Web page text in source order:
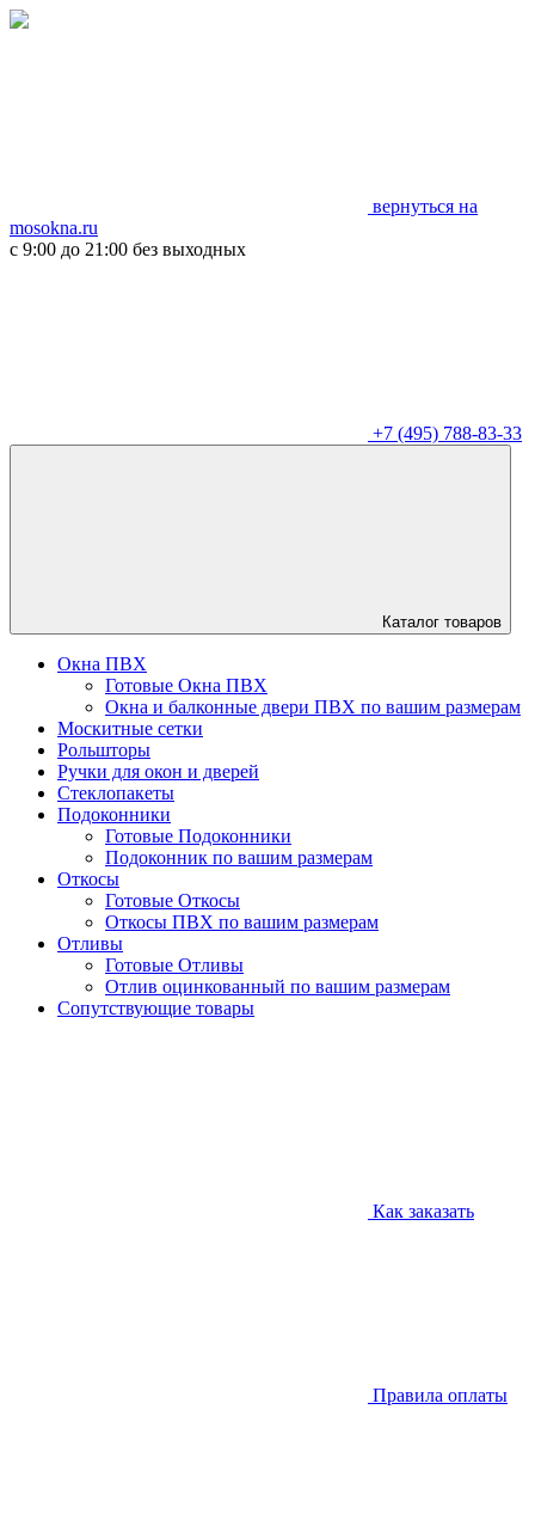
вернуться на
mosokna.ru
с 9:00 до 21:00 без выходных
+7 (495) 788-83-33
Каталог товаров
Окна ПВХ
Готовые Окна ПВХ
Окна и балконные двери ПВХ по вашим размерам
Москитные сетки
Рольшторы
Ручки для окон и дверей
Стеклопакеты
Подоконники
Готовые Подоконники
Подоконник по вашим размерам
Откосы
Готовые Откосы
Откосы ПВХ по вашим размерам
Отливы
Готовые Отливы
Отлив оцинкованный по вашим размерам
Сопутствующие товары
Как заказать
Правила оплаты